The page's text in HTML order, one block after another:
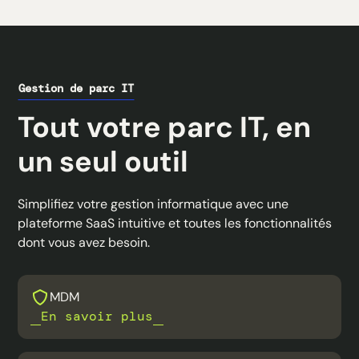
maintenance et l'utilisation des ressources.
plateforme unique, offrant une visualisation en
centralisée et automatisée de vos actifs,
maintenant un registre exhaustif et toujours à
jour.
Gestion de parc IT
Tout votre parc IT, en
un seul outil
Simplifiez votre gestion informatique avec une
plateforme SaaS intuitive et toutes les fonctionnalités
dont vous avez besoin.
MDM
En savoir plus